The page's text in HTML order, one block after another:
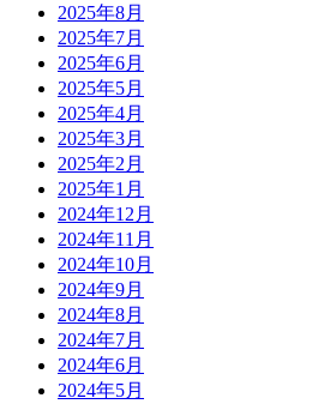
2025年8月
2025年7月
2025年6月
2025年5月
2025年4月
2025年3月
2025年2月
2025年1月
2024年12月
2024年11月
2024年10月
2024年9月
2024年8月
2024年7月
2024年6月
2024年5月